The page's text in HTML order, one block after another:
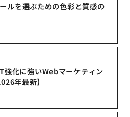
ルを選ぶための色彩と質感の
強化に強いWebマーケティン
年最新】